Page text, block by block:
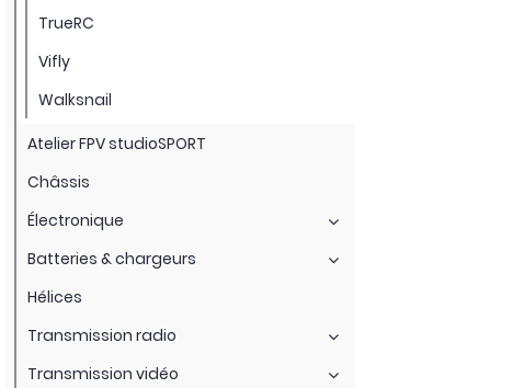
TrueRC
Vifly
Walksnail
Atelier FPV studioSPORT
Châssis
Électronique
Batteries & chargeurs
Hélices
Transmission radio
Transmission vidéo